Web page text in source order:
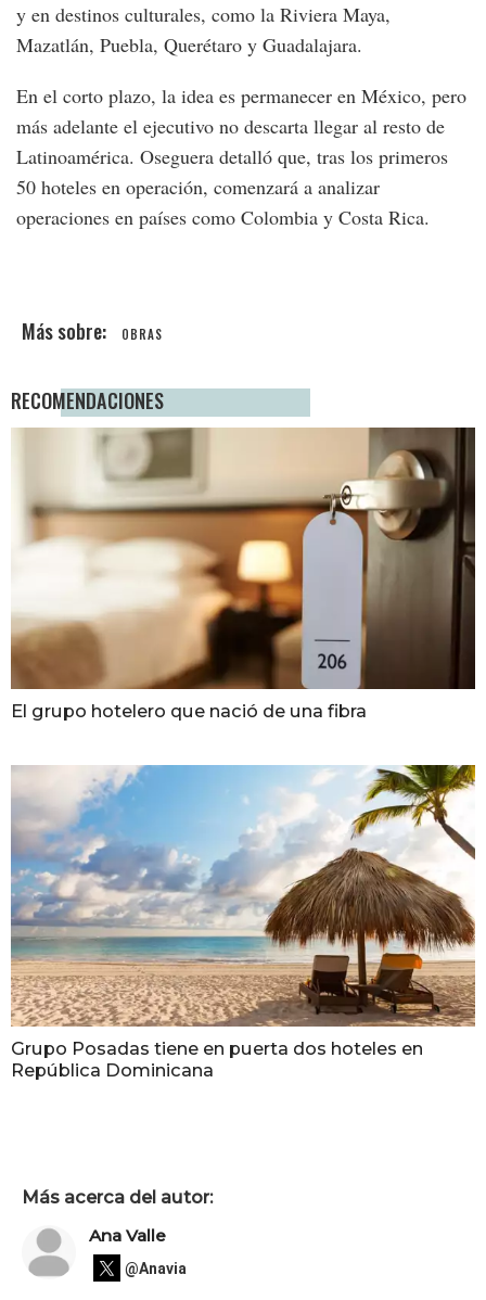
y en destinos culturales, como la Riviera Maya,
Mazatlán, Puebla, Querétaro y Guadalajara.
En el corto plazo, la idea es permanecer en México, pero
más adelante el ejecutivo no descarta llegar al resto de
Latinoamérica. Oseguera detalló que, tras los primeros
50 hoteles en operación, comenzará a analizar
operaciones en países como Colombia y Costa Rica.
OBRAS
RECOMENDACIONES
El grupo hotelero que nació de una fibra
Grupo Posadas tiene en puerta dos hoteles en
República Dominicana
Más acerca del autor:
Ana Valle
@Anavia